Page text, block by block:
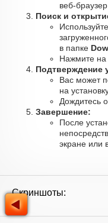
веб-
Поиск и
в папке
Нажмите на
Подтверждение
Вас может
на
Дождитесь
Завершение:
После
экране или
Скриншоты: